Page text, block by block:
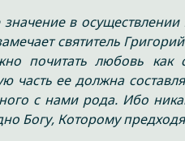
значение в
святитель
почитать любовь
часть ее должна
с нами рода. Ибо
Богу, Которому